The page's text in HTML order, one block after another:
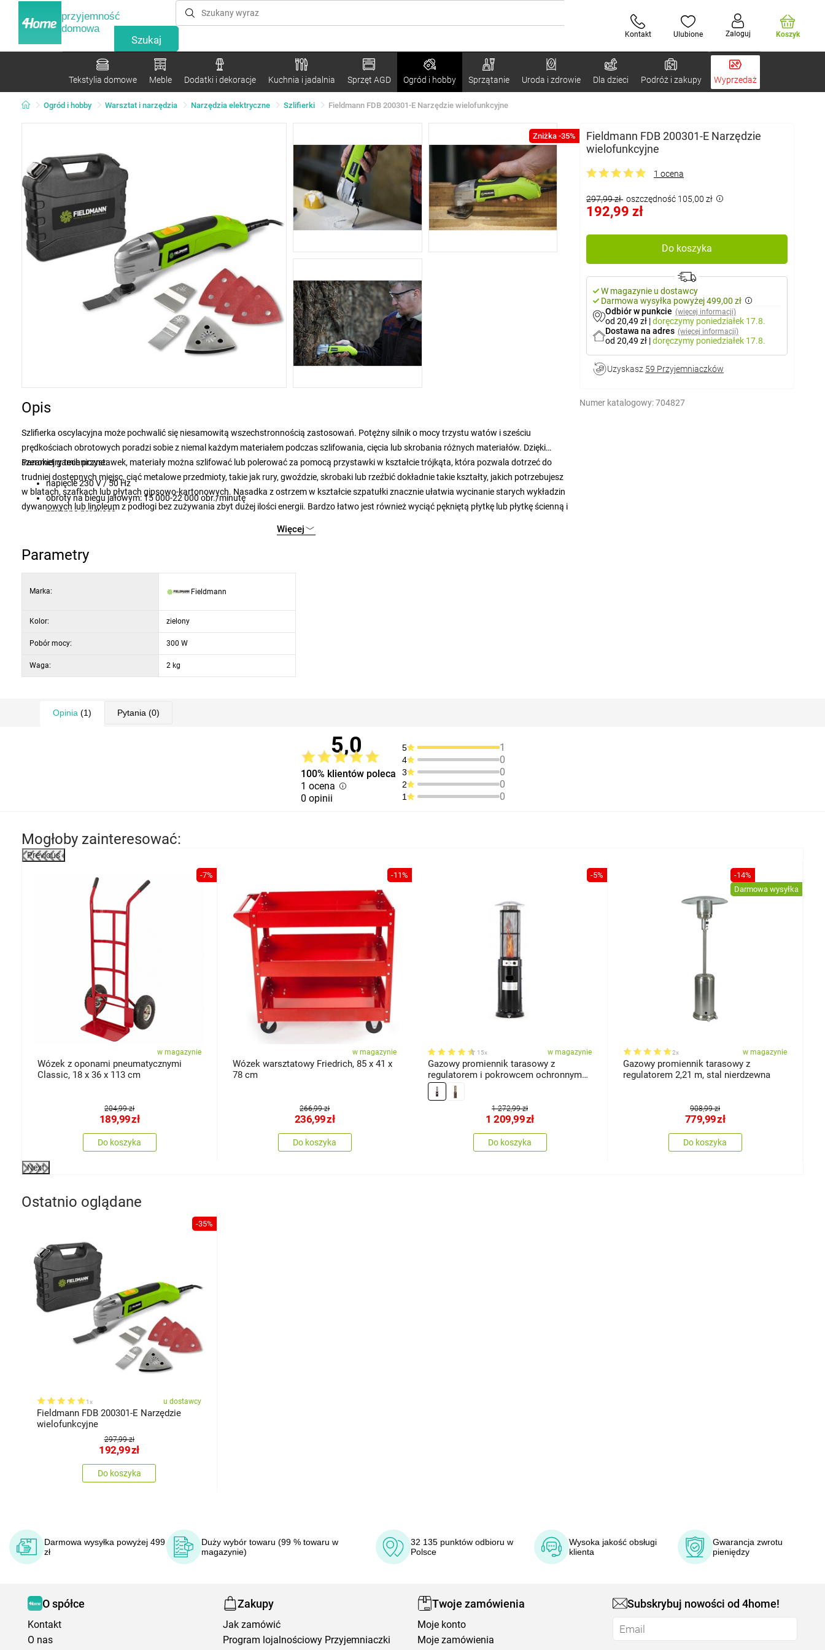
przyjemność
domowa
Kontakt Ulubione Zaloguj Koszyk
Tekstylia domowe Meble Dodatki i dekoracje Kuchnia i jadalnia Sprzęt AGD Ogród i hobby Sprzątanie Uroda i zdrowie Dla dzieci Podróż i zakupy Wyprzedaż
Ogród i hobby Warsztat i narzędzia Narzędzia elektryczne Szlifierki Fieldmann FDB 200301-E Narzędzie wielofunkcyjne
Zniżka -35%
Fieldmann FDB 200301-E Narzędzie
wielofunkcyjne
1 ocena
297,99 zł oszczędność 105,00 zł
192,99 zł
Do koszyka
W magazynie u dostawcy
Darmowa wysyłka powyżej 499,00 zł
Odbiór w punkcie (więcej informacji)
od 20,49 zł |doręczymy poniedziałek 17.8.
Dostawa na adres (więcej informacji)
od 20,49 zł |doręczymy poniedziałek 17.8.
Uzyskasz 59 Przyjemniaczków
Numer katalogowy:704827
Opis
Szlifierka oscylacyjna może pochwalić się niesamowitą wszechstronnością zastosowań. Potężny silnik o mocy trzystu watów i sześciu
prędkościach obrotowych poradzi sobie z niemal każdym materiałem podczas szlifowania, cięcia lub skrobania różnych materiałów. Dzięki
szerokiej gamie przystawek, materiały można szlifować lub polerować za pomocą przystawki w kształcie trójkąta, która pozwala dotrzeć do
trudniej dostępnych miejsc, ciąć metalowe przedmioty, takie jak rury, gwoździe, skrobaki lub rzeźbić dokładnie takie kształty, jakich potrzebujesz
w blatach, szafkach lub płytach gipsowo-kartonowych. Nasadka z ostrzem w kształcie szpatułki znacznie ułatwia wycinanie starych wykładzin
dywanowych lub linoleum z podłogi bez zużywania zbyt dużej ilości energii. Bardzo łatwo jest również wyciąć pękniętą płytkę lub płytkę ścienną i
Parametry techniczne:
napięcie 230 V / 50 Hz
obroty na biegu jałowym: 15 000-22 000 obr./minutę
zmienna prędkość
Więcej
Parametry
Marka: Fieldmann
Kolor: zielony
Pobór mocy: 300 W
Waga: 2 kg
Opinia (1) Pytania (0)
5,0
100% klientów poleca
1 ocena
0 opinii
5 1
4 0
3 0
2 0
1 0
Mogłoby zainteresować:
Previous
-7%
w magazynie
Wózek z oponami pneumatycznymi
Classic, 18 x 36 x 113 cm
204,99 zł
189,99zł
Do koszyka
-11%
w magazynie
Wózek warsztatowy Friedrich, 85 x 41 x
78 cm
266,99 zł
236,99zł
Do koszyka
-5%
15x w magazynie
Gazowy promiennik tarasowy z
regulatorem i pokrowcem ochronnym
1,8 m, czarny
1 272,99 zł
1 209,99zł
Do koszyka
-14%
Darmowa wysyłka
2x w magazynie
Gazowy promiennik tarasowy z
regulatorem 2,21 m, stal nierdzewna
908,99 zł
779,99zł
Do koszyka
Next
Ostatnio oglądane
-35%
1x u dostawcy
Fieldmann FDB 200301-E Narzędzie
wielofunkcyjne
297,99 zł
192,99zł
Do koszyka
Darmowa wysyłka powyżej 499
zł
Duży wybór towaru (99 % towaru w
magazynie)
32 135 punktów odbioru w
Polsce
Wysoka jakość obsługi
klienta
Gwarancja zwrotu
pieniędzy
O spółce
Kontakt
O nas
Zakupy
Jak zamówić
Program lojalnościowy Przyjemniaczki
Twoje zamówienia
Moje konto
Moje zamówienia
Subskrybuj nowości od 4home!